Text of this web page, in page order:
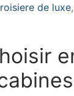
de luxe